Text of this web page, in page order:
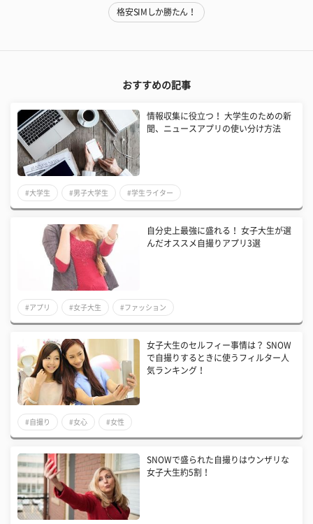
格安SIMしか勝たん！
おすすめの記事
情報収集に役立つ！ 大学生のための新
聞、ニュースアプリの使い分け方法
#大学生 #男子大学生 #学生ライター
自分史上最強に盛れる！ 女子大生が選
んだオススメ自撮りアプリ3選
#アプリ #女子大生 #ファッション
女子大生のセルフィー事情は？ SNOW
で自撮りするときに使うフィルター人
気ランキング！
#自撮り #女心 #女性
SNOWで盛られた自撮りはウンザリな
女子大生約5割！